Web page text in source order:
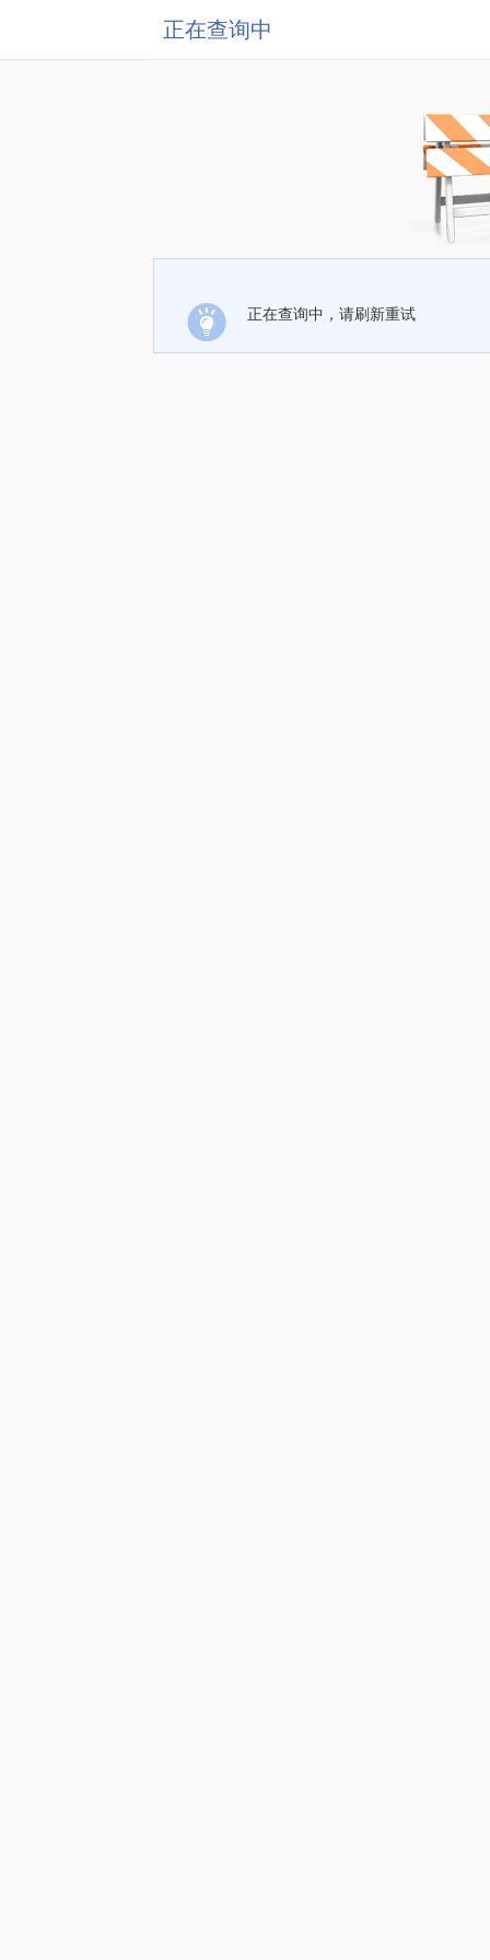
正在查询中
正在查询中，请刷新重试